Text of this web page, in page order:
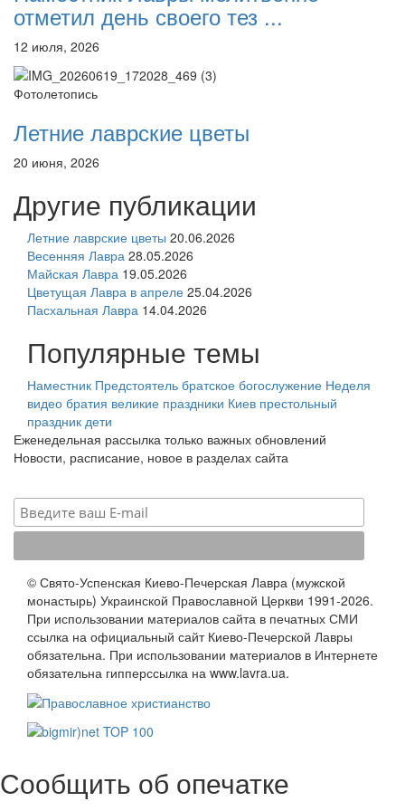
отметил день своего тез ...
12 июля, 2026
Фотолетопись
Летние лаврские цветы
20 июня, 2026
Другие публикации
Летние лаврские цветы 20.06.2026
Весенняя Лавра 28.05.2026
Майская Лавра 19.05.2026
Цветущая Лавра в апреле 25.04.2026
Пасхальная Лавра 14.04.2026
Популярные темы
Наместник Предстоятель братское богослужение Неделя
видео братия великие праздники Киев престольный
праздник дети
Еженедельная рассылка только важных обновлений
Новости, расписание, новое в разделах сайта
© Свято-Успенская Киево-Печерская Лавра (мужской
монастырь) Украинской Православной Церкви 1991-2026.
При использовании материалов сайта в печатных СМИ
ссылка на официальный сайт Киево-Печерской Лавры
обязательна. При использовании материалов в Интернете
обязательна гипперссылка на www.lavra.ua.
Сообщить об опечатке